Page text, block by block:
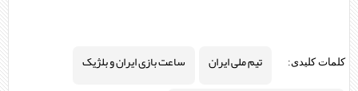
کلمات کلیدی: تیم ملی ایران
ساعت بازی ایران و بلژیک